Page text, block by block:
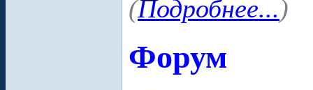
(Подробнее...)
Форум